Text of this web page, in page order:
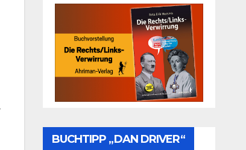
BUCHTIPP „DAN DRIVER“